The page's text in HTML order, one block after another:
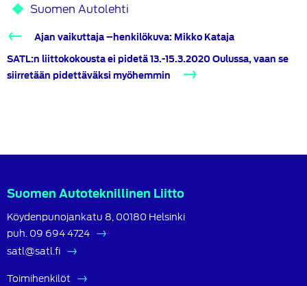
Suomen Autolehti
Artikkelien
selausAjan vaikuttaja –henkilökuva: Mikko Kataja
SATL:n liittokokousta ei pidetä 13.-15.3.2020 Oulussa, vaan se
siirretään pidettäväksi myöhemmin
Suomen Autoteknillinen Liitto
Köydenpunojankatu 8, 00180 Helsinki
puh. 09 694 4724
satl@satl.fi
Toimihenkilöt